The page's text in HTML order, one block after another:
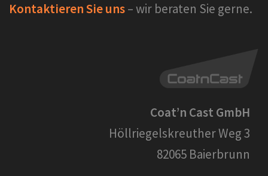
Kontaktieren Sie uns– wir beraten Sie gerne.
Coat’n Cast GmbH
Höllriegelskreuther Weg 3
82065 Baierbrunn